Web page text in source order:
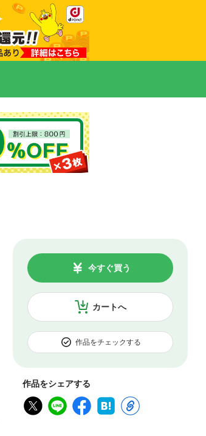
カートへ
今すぐ買う
作品をチェックする
作品をシェアする